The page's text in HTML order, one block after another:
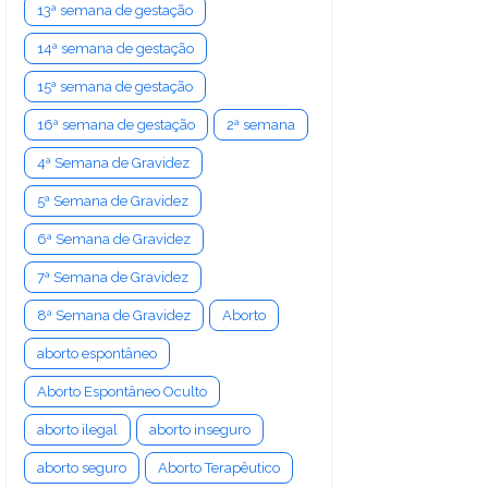
13ª semana de gestação
14ª semana de gestação
15ª semana de gestação
16ª semana de gestação 2ª semana
4ª Semana de Gravidez
5ª Semana de Gravidez
6ª Semana de Gravidez
7ª Semana de Gravidez
8ª Semana de Gravidez Aborto
aborto espontâneo
Aborto Espontâneo Oculto
aborto ilegal aborto inseguro
aborto seguro Aborto Terapêutico